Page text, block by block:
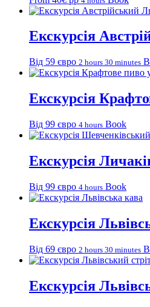
Екскурсія
Від 59 євро 2 hours 30 minutes
Екскурсія
Від 99 євро 4 hours Book
Екскурсія
Від 99 євро 4 hours Book
Екскурсія
Від 69 євро 2 hours 30 minutes
Екскурсія